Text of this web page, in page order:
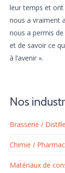
leur temps et ont
nous a vraiment
nous a permis
et de savoir ce
à l’avenir ».
Nos
Brasserie /
Chimie /
Matériaux de